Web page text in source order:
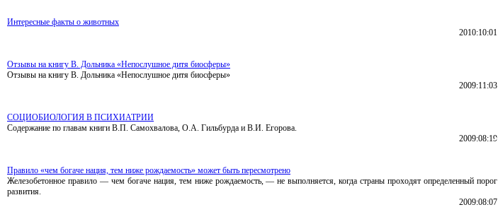
Интересные факты о животных
2010:10:01
Отзывы на книгу В. Дольника «Непослушное дитя биосферы»
Отзывы на книгу В. Дольника «Непослушное дитя биосферы»
2009:11:03
СОЦИОБИОЛОГИЯ В ПСИХИАТРИИ
Содержание по главам книги В.П. Самохвалова, О.А. Гильбурда и В.И. Егорова.
2009:08:19
Правило «чем богаче нация, тем ниже рождаемость» может быть пересмотрено
Железобетонное правило — чем богаче нация, тем ниже рождаемость, — не выполняется, когда страны проходят определенный порог
развития.
2009:08:07